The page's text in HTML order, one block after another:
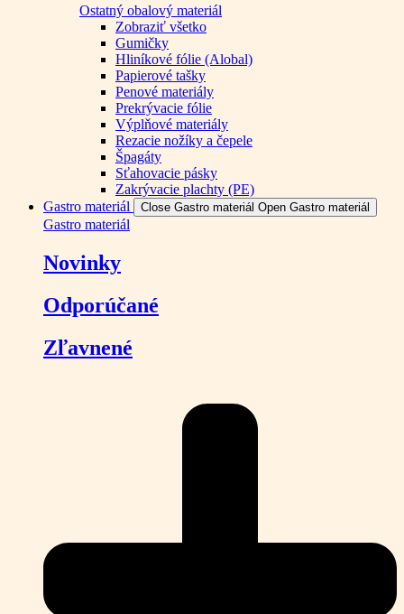
Ostatný obalový materiál
Zobraziť všetko
Gumičky
Hliníkové fólie (Alobal)
Papierové tašky
Penové materiály
Prekrývacie fólie
Výplňové materiály
Rezacie nožíky a čepele
Špagáty
Sťahovacie pásky
Zakrývacie plachty (PE)
Gastro materiál
Close Gastro materiál Open Gastro materiál
Gastro materiál
Novinky
Odporúčané
Zľavnené